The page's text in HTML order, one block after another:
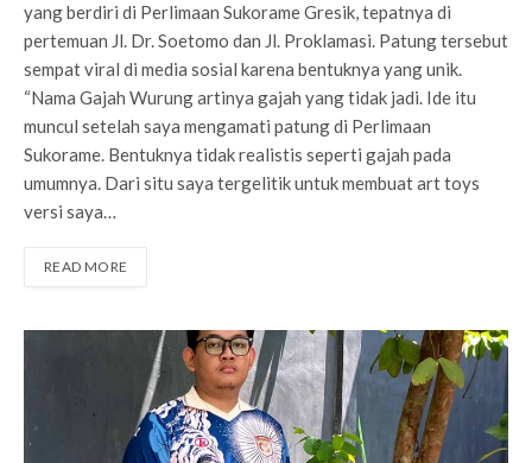
yang berdiri di Perlimaan Sukorame Gresik, tepatnya di
pertemuan Jl. Dr. Soetomo dan Jl. Proklamasi. Patung tersebut
sempat viral di media sosial karena bentuknya yang unik.
“Nama Gajah Wurung artinya gajah yang tidak jadi. Ide itu
muncul setelah saya mengamati patung di Perlimaan
Sukorame. Bentuknya tidak realistis seperti gajah pada
umumnya. Dari situ saya tergelitik untuk membuat art toys
versi saya…
READ MORE